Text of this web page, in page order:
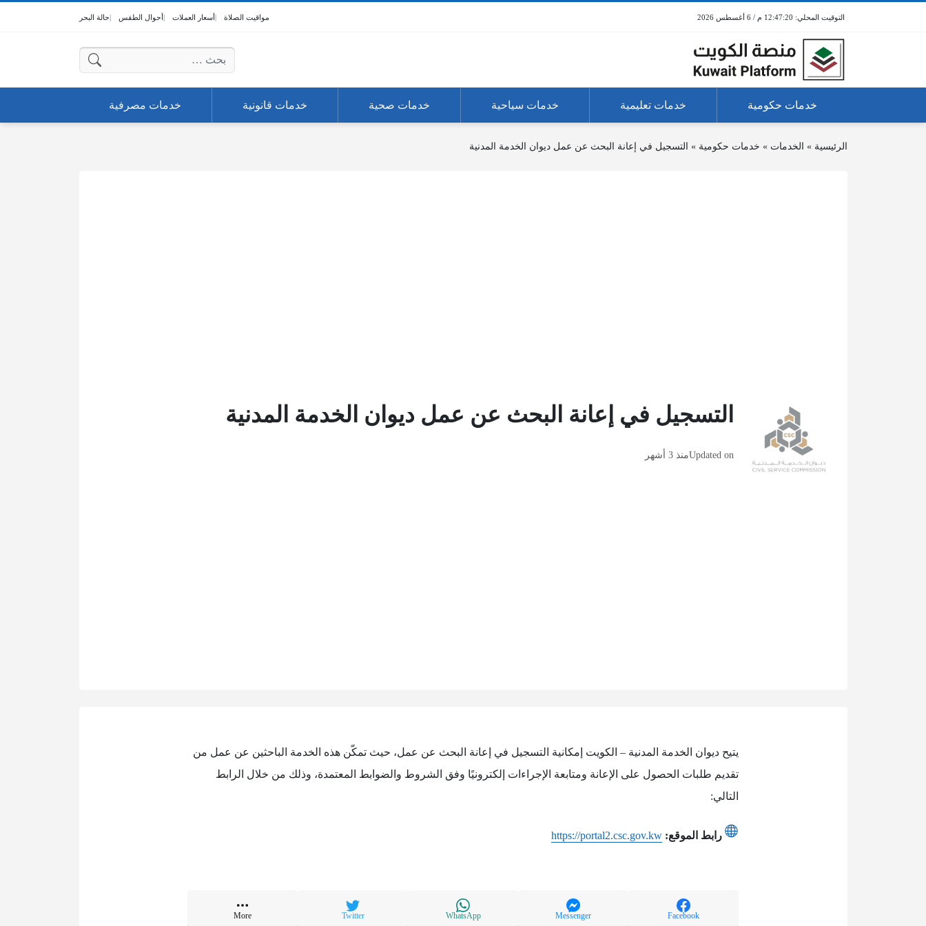
12:47:20 م / 6 أغسطس 2026 مواقيت الصلاة أسعار العملات أحوال الطقس حالة البحر
البحث عن:
خدمات حكومية خدمات تعليمية خدمات سياحية خدمات صحية خدمات قانونية خدمات مصرفية
الرئيسية » الخدمات » خدمات حكومية » التسجيل في إعانة البحث عن عمل ديوان الخدمة المدنية
التسجيل في إعانة البحث عن عمل ديوان الخدمة المدنية
Updated onمنذ 3 أشهر
يتيح ديوان الخدمة المدنية – الكويت إمكانية التسجيل في إعانة البحث عن عمل، حيث تمكّن هذه الخدمة الباحثين عن عمل من
تقديم طلبات الحصول على الإعانة ومتابعة الإجراءات إلكترونيًا وفق الشروط والضوابط المعتمدة، وذلك من خلال الرابط
التالي:
رابط الموقع: https://portal2.csc.gov.kw
Facebook
Messenger
WhatsApp
Twitter
More